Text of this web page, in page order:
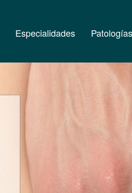
Especialidades Patologías